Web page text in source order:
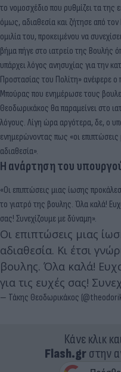
το νομοσχέδιο που ρυθμίζει τα της
όμως, αδιαθεσία και ζήτησε από
ομιλία του, προκειμένου να
βήμα πήγε στο ιατρείο της Βουλής
υπάρχει λόγος ανησυχίας για την
Προστασίας του Πολίτη» ανέφερε
Μπούρας που ενημέρωσε τους
Θεοδωρικάκος θα παραμείνει στο
λόγους. Λίγη ώρα αργότερα, δε, ο
ενημερώνοντας πως «οι
αδιαθεσία».
Η ανάρτηση του
«Οι επιπτώσεις μιας ίωσης
το γιατρό της βουλης. Όλα καλά!
σας! Συνεχίζουμε με δύναμη».
Οι επιπτώσεις μιας
αδιαθεσία. Κι έτσι
βουλης. Όλα καλά!
για τις ευχές σας!
— Τάκης Θεοδωρικάκος
Κάνε κλικ
Flash.grστην